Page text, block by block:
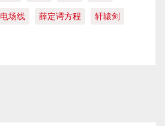
电场线 薛定谔方程 轩辕剑